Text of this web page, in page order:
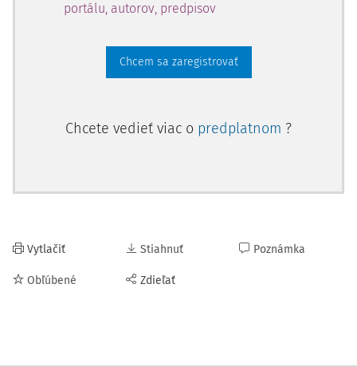
portálu, autorov, predpisov
Chcem sa zaregistrovať
Chcete vedieť viac o predplatnom ?
Vytlačiť
Obľúbené
Stiahnuť
Zdieľať
Poznámka